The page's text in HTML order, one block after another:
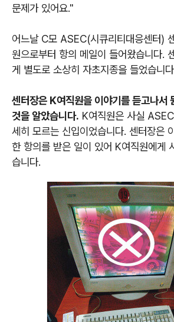
문제가 있어요."
어느날 C모 ASEC(시큐리티대응센터)
원으로부터 항의 메일이 들어왔습니다.
게 별도로 소상히 자초지종을 들었습니
센터장은 K여직원을 이야기를 듣고나서
것을 알았습니다. K여직원은 사실
세히 모르는 신입이었습니다. 센터장은
한 항의를 받은 일이 있어 K여직원에게
습니다.